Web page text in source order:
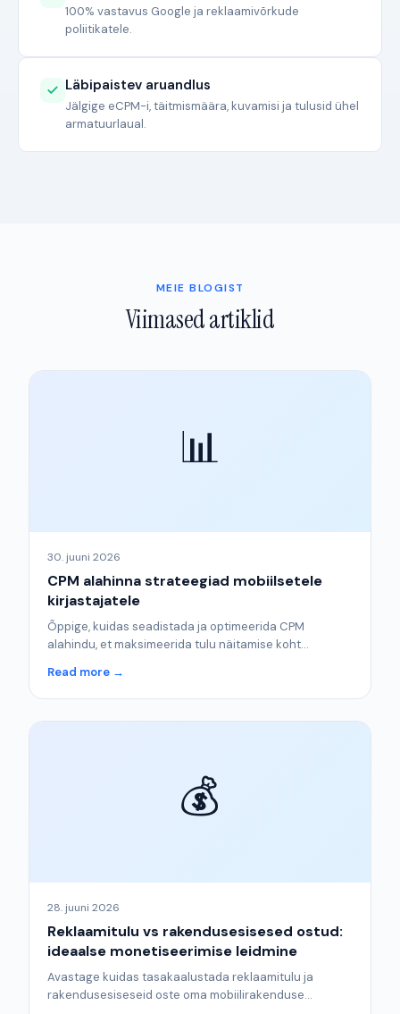
100% vastavus Google ja reklaamivõrkude
poliitikatele.
Läbipaistev aruandlus
Jälgige eCPM-i, täitmismäära, kuvamisi ja tulusid ühel
armatuurlaual.
MEIE BLOGIST
Viimased artiklid
📊
30. juuni 2026
CPM alahinna strateegiad mobiilsetele
kirjastajatele
Õppige, kuidas seadistada ja optimeerida CPM
alahindu, et maksimeerida tulu näitamise koht...
Read more →
💰
28. juuni 2026
Reklaamitulu vs rakendusesisesed ostud:
ideaalse monetiseerimise leidmine
Avastage kuidas tasakaalustada reklaamitulu ja
rakendusesiseseid oste oma mobiilirakenduse...